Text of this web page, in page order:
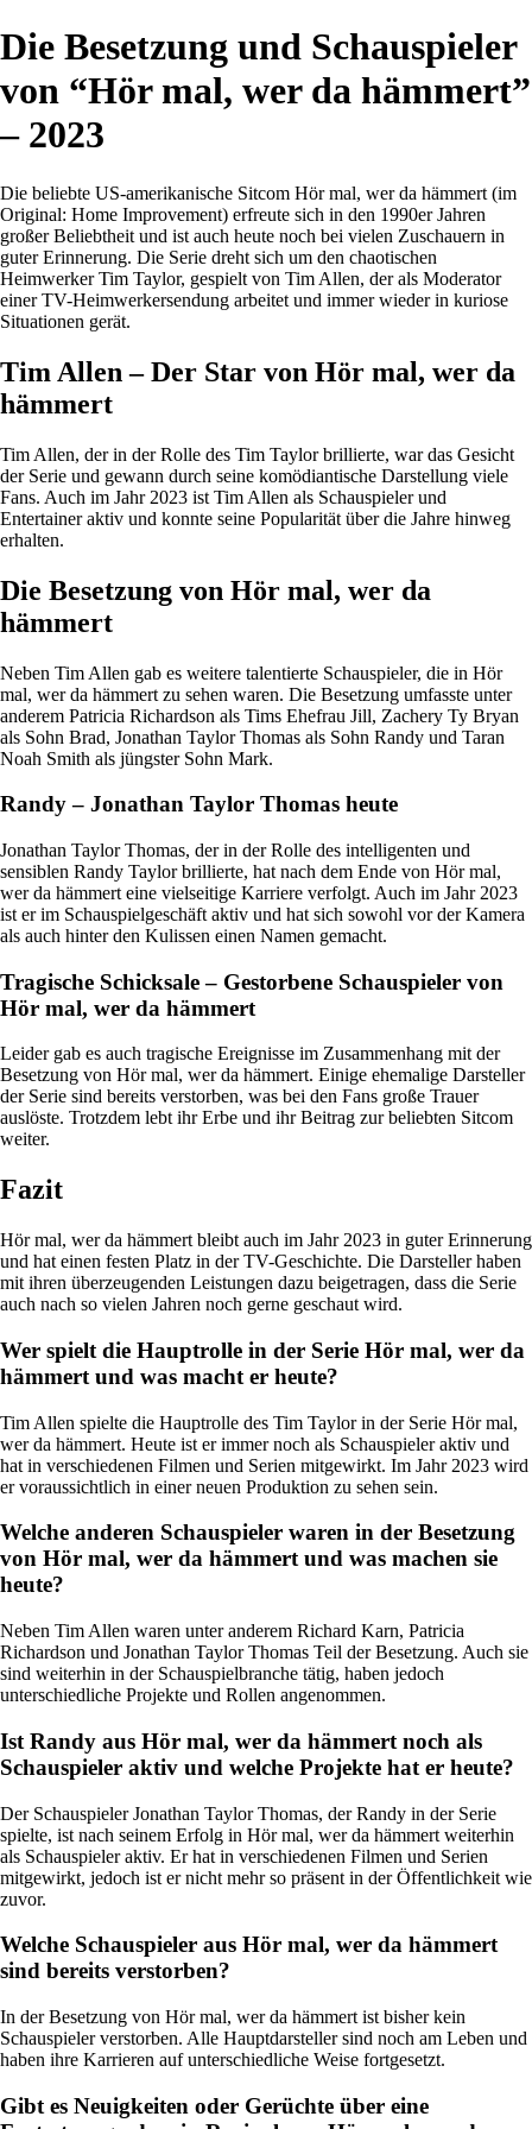
Die Besetzung und Schauspieler
von “Hör mal, wer da hämmert”
– 2023
Die beliebte US-amerikanische Sitcom Hör mal, wer da hämmert (im
Original: Home Improvement) erfreute sich in den 1990er Jahren
großer Beliebtheit und ist auch heute noch bei vielen Zuschauern in
guter Erinnerung. Die Serie dreht sich um den chaotischen
Heimwerker Tim Taylor, gespielt von Tim Allen, der als Moderator
einer TV-Heimwerkersendung arbeitet und immer wieder in kuriose
Situationen gerät.
Tim Allen – Der Star von Hör mal, wer da
hämmert
Tim Allen, der in der Rolle des Tim Taylor brillierte, war das Gesicht
der Serie und gewann durch seine komödiantische Darstellung viele
Fans. Auch im Jahr 2023 ist Tim Allen als Schauspieler und
Entertainer aktiv und konnte seine Popularität über die Jahre hinweg
erhalten.
Die Besetzung von Hör mal, wer da
hämmert
Neben Tim Allen gab es weitere talentierte Schauspieler, die in Hör
mal, wer da hämmert zu sehen waren. Die Besetzung umfasste unter
anderem Patricia Richardson als Tims Ehefrau Jill, Zachery Ty Bryan
als Sohn Brad, Jonathan Taylor Thomas als Sohn Randy und Taran
Noah Smith als jüngster Sohn Mark.
Randy – Jonathan Taylor Thomas heute
Jonathan Taylor Thomas, der in der Rolle des intelligenten und
sensiblen Randy Taylor brillierte, hat nach dem Ende von Hör mal,
wer da hämmert eine vielseitige Karriere verfolgt. Auch im Jahr 2023
ist er im Schauspielgeschäft aktiv und hat sich sowohl vor der Kamera
als auch hinter den Kulissen einen Namen gemacht.
Tragische Schicksale – Gestorbene Schauspieler von
Hör mal, wer da hämmert
Leider gab es auch tragische Ereignisse im Zusammenhang mit der
Besetzung von Hör mal, wer da hämmert. Einige ehemalige Darsteller
der Serie sind bereits verstorben, was bei den Fans große Trauer
auslöste. Trotzdem lebt ihr Erbe und ihr Beitrag zur beliebten Sitcom
weiter.
Fazit
Hör mal, wer da hämmert bleibt auch im Jahr 2023 in guter Erinnerung
und hat einen festen Platz in der TV-Geschichte. Die Darsteller haben
mit ihren überzeugenden Leistungen dazu beigetragen, dass die Serie
auch nach so vielen Jahren noch gerne geschaut wird.
Wer spielt die Hauptrolle in der Serie Hör mal, wer da
hämmert und was macht er heute?
Tim Allen spielte die Hauptrolle des Tim Taylor in der Serie Hör mal,
wer da hämmert. Heute ist er immer noch als Schauspieler aktiv und
hat in verschiedenen Filmen und Serien mitgewirkt. Im Jahr 2023 wird
er voraussichtlich in einer neuen Produktion zu sehen sein.
Welche anderen Schauspieler waren in der Besetzung
von Hör mal, wer da hämmert und was machen sie
heute?
Neben Tim Allen waren unter anderem Richard Karn, Patricia
Richardson und Jonathan Taylor Thomas Teil der Besetzung. Auch sie
sind weiterhin in der Schauspielbranche tätig, haben jedoch
unterschiedliche Projekte und Rollen angenommen.
Ist Randy aus Hör mal, wer da hämmert noch als
Schauspieler aktiv und welche Projekte hat er heute?
Der Schauspieler Jonathan Taylor Thomas, der Randy in der Serie
spielte, ist nach seinem Erfolg in Hör mal, wer da hämmert weiterhin
als Schauspieler aktiv. Er hat in verschiedenen Filmen und Serien
mitgewirkt, jedoch ist er nicht mehr so präsent in der Öffentlichkeit wie
zuvor.
Welche Schauspieler aus Hör mal, wer da hämmert
sind bereits verstorben?
In der Besetzung von Hör mal, wer da hämmert ist bisher kein
Schauspieler verstorben. Alle Hauptdarsteller sind noch am Leben und
haben ihre Karrieren auf unterschiedliche Weise fortgesetzt.
Gibt es Neuigkeiten oder Gerüchte über eine